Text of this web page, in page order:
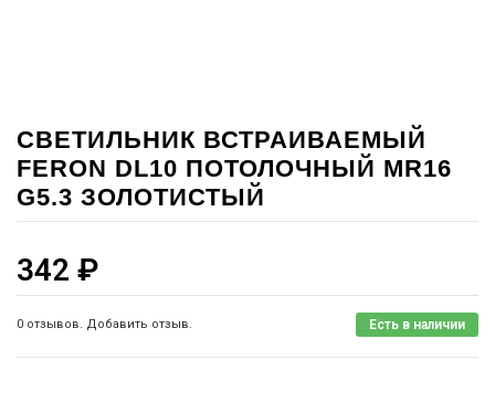
СВЕТИЛЬНИК ВСТРАИВАЕМЫЙ
FERON DL10 ПОТОЛОЧНЫЙ MR16
G5.3 ЗОЛОТИСТЫЙ
342 ₽
0 отзывов. Добавить отзыв. Есть в наличии